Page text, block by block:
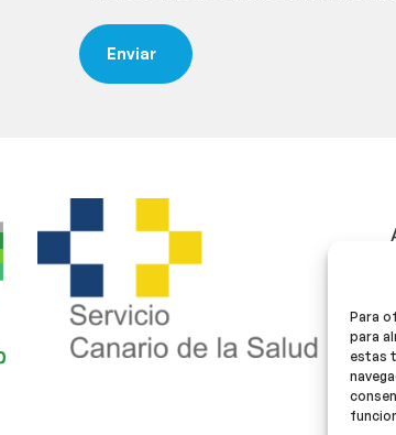
Para
para
estas